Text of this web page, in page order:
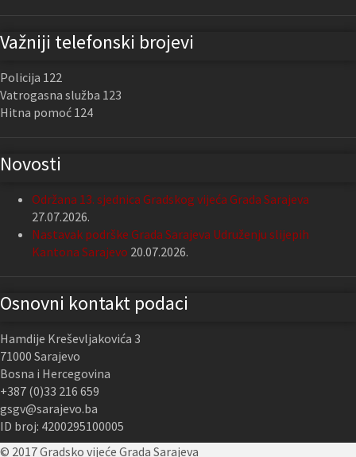
Važniji telefonski brojevi
Policija 122
Vatrogasna služba 123
Hitna pomoć 124
Novosti
Održana 13. sjednica Gradskog vijeća Grada Sarajeva
27.07.2026.
Nastavak podrške Grada Sarajeva Udruženju slijepih
Kantona Sarajevo 20.07.2026.
Osnovni kontakt podaci
Hamdije Kreševljakovića 3
71000 Sarajevo
Bosna i Hercegovina
+387 (0)33 216 659
gsgv@sarajevo.ba
ID broj: 4200295100005
© 2017 Gradsko vijeće Grada Sarajeva